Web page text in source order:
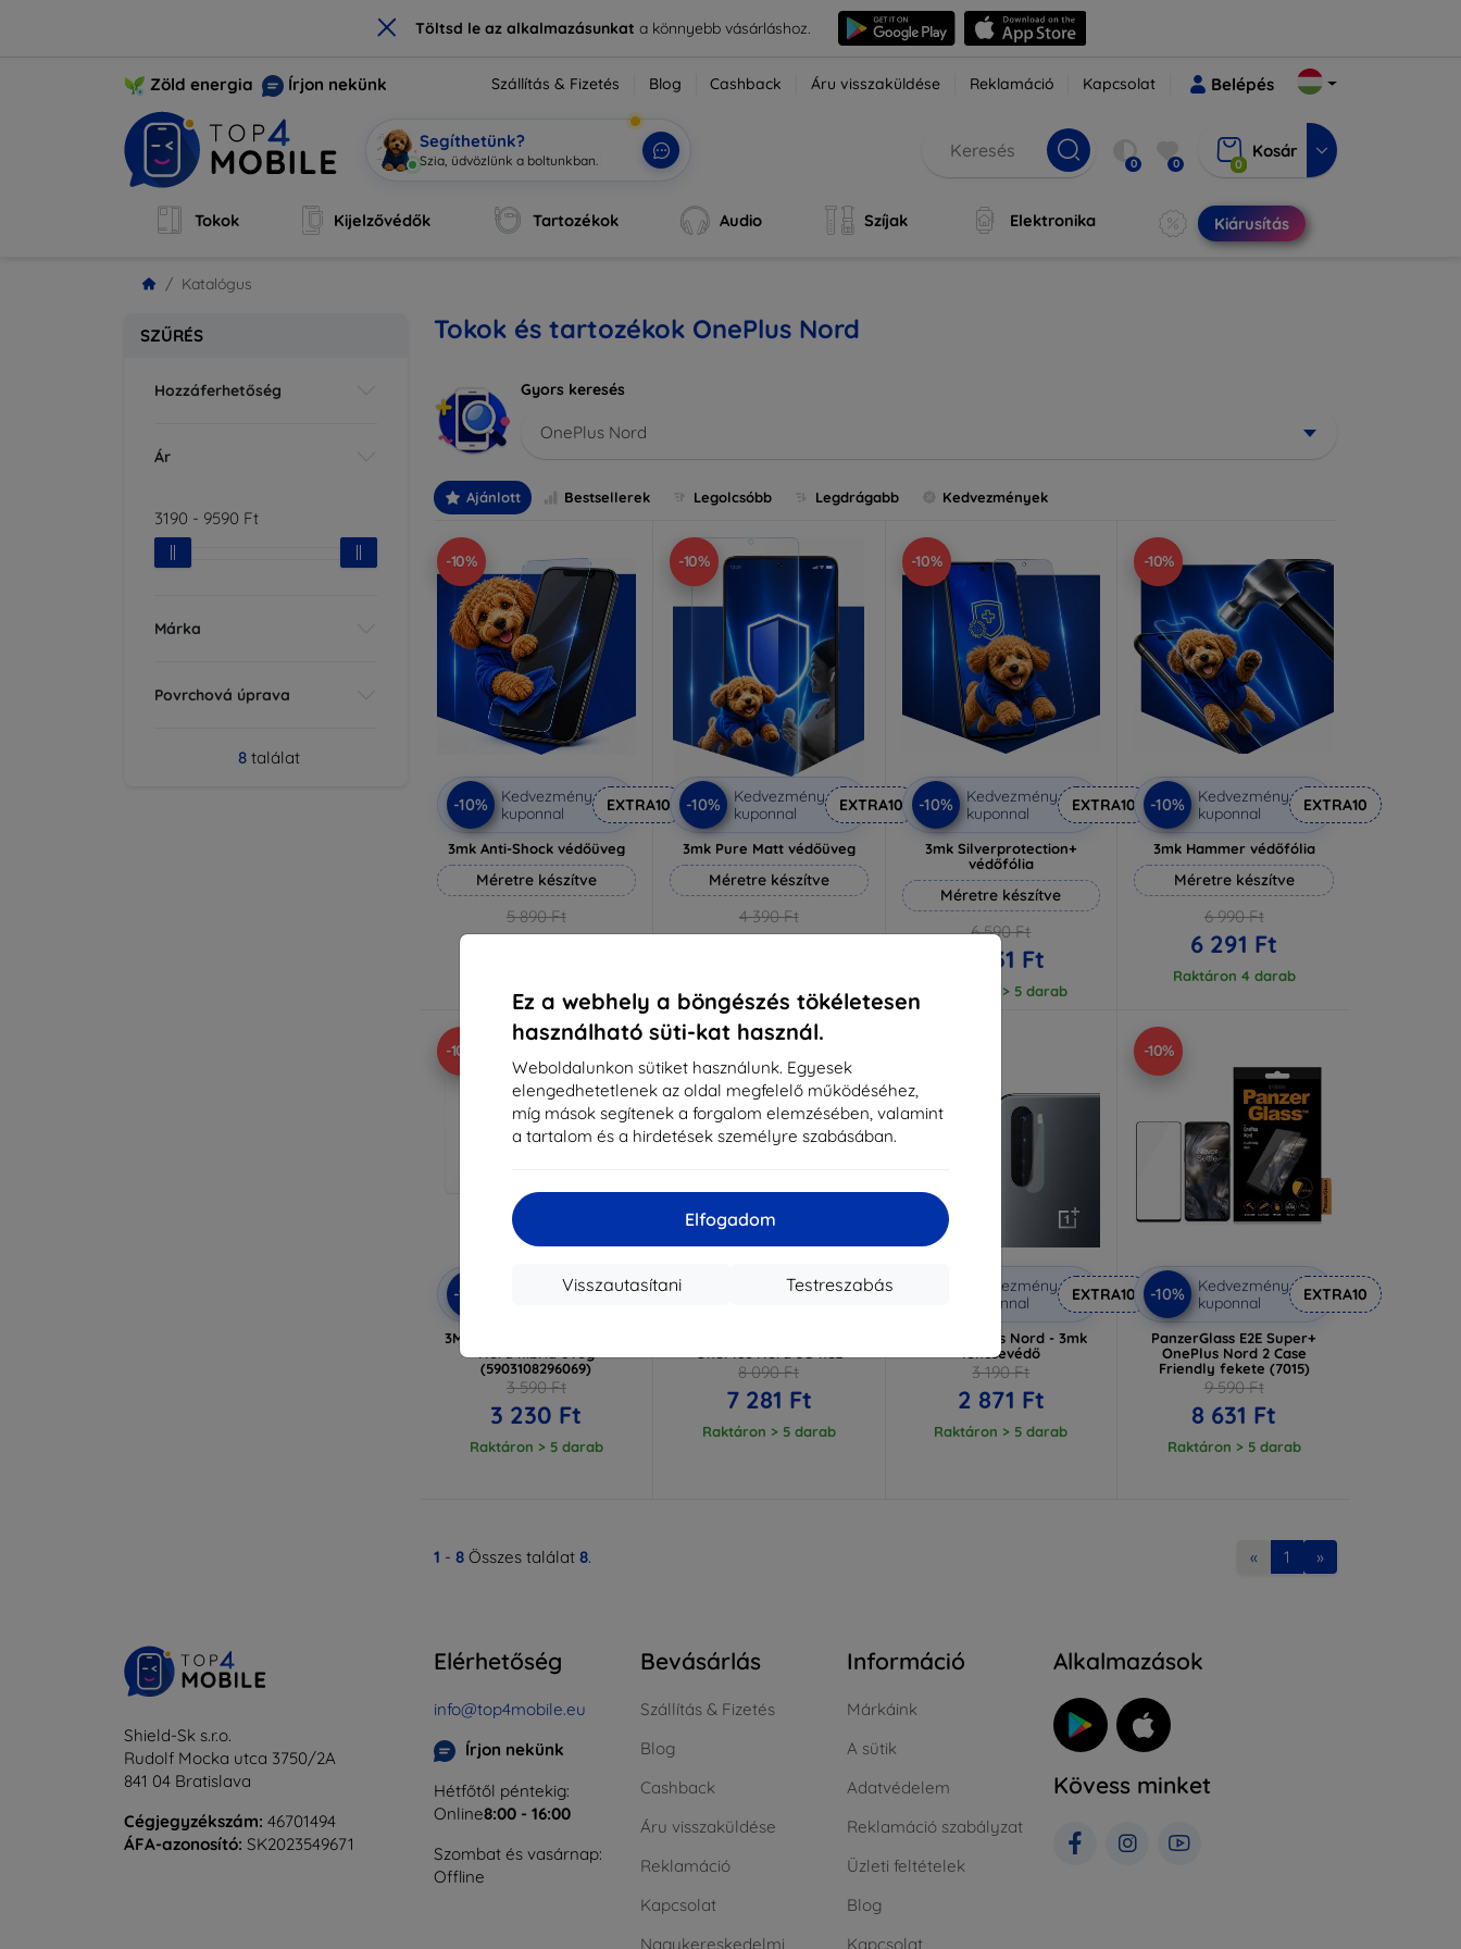
× Töltsd le az alkalmazásunkata könnyebb vásárláshoz.
Ez a webhely a böngészés tökéletesen
használható süti-kat használ.
Weboldalunkon sütiket használunk. Egyesek
elengedhetetlenek az oldal megfelelő működéséhez,
míg mások segítenek a forgalom elemzésében, valamint
a tartalom és a hirdetések személyre szabásában.
Elfogadom
Testreszabás
Visszautasítani
Zöld energia Írjon nekünk Szállítás & Fizetés Blog Cashback Áru visszaküldése Reklamáció Kapcsolat Belépés
Segíthetünk?
M| 0 0 0
Kosár
Tokok Kijelzővédők Tartozékok Audio Szíjak Elektronika Kiárusítás
Katalógus
SZŰRÉS
Hozzáferhetőség
Ár
3190 - 9590 Ft
Márka
Povrchová úprava
8találat
Tokok és tartozékok OnePlus Nord
Gyors keresés
OnePlus Nord
Ajánlott Bestsellerek Legolcsóbb Legdrágabb Kedvezmények
-10%
-10%
Kedvezmény
kuponnal
EXTRA10
3mk Anti-Shock védőüveg
Méretre készítve
5 890 Ft
5 301 Ft
-10%
-10%
Kedvezmény
kuponnal
EXTRA10
3mk Pure Matt védőüveg
Méretre készítve
4 390 Ft
3 951 Ft
-10%
-10%
Kedvezmény
kuponnal
EXTRA10
3mk Silverprotection+
védőfólia
Méretre készítve
6 590 Ft
5 931 Ft
Raktáron > 5 darab
-10%
-10%
Kedvezmény
kuponnal
EXTRA10
3mk Hammer védőfólia
Méretre készítve
6 990 Ft
6 291 Ft
Raktáron 4 darab
-10%
-10%
Kedvezmény
EXTRA10
3MK FlexibleGlass OnePlus
(5903108296069)
3 590 Ft
3 230 Ft
Raktáron > 5 darab
Kedvezmény
EXTRA10
8 090 Ft
7 281 Ft
Raktáron > 5 darab
Kedvezmény
kuponnal
EXTRA10
3MK OnePlus Nord - 3mk
lencsevédő
3 190 Ft
2 871 Ft
Raktáron > 5 darab
-10%
-10%
Kedvezmény
kuponnal
EXTRA10
PanzerGlass E2E Super+
OnePlus Nord 2 Case
Friendly fekete (7015)
9 590 Ft
8 631 Ft
Raktáron > 5 darab
1 - 8 Összes találat 8. « 1 »
Shield-Sk s.r.o.
Rudolf Mocka utca 3750/2A
841 04 Bratislava
Cégjegyzékszám: 46701494
ÁFA-azonosító: SK2023549671
Elérhetőség
info@top4mobile.eu
Írjon nekünk
Hétfőtől péntekig:
Online8:00 - 16:00
Szombat és vasárnap:
Offline
Bevásárlás
Szállítás & Fizetés
Blog
Cashback
Áru visszaküldése
Reklamáció
Kapcsolat
Nagykereskedelmi
Információ
Márkáink
A sütik
Adatvédelem
Reklamáció szabályzat
Üzleti feltételek
Blog
Kapcsolat
Alkalmazások
Kövess minket